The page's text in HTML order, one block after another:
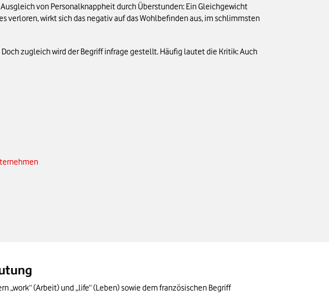
von Personalknappheit durch Überstunden: Ein Gleichgewicht
verloren, wirkt sich das negativ auf das Wohlbefinden aus, im schlimmsten
zugleich wird der Begriff infrage gestellt. Häufig lautet die Kritik: Auch
„work“ (Arbeit) und „life“ (Leben) sowie dem französischen Begriff